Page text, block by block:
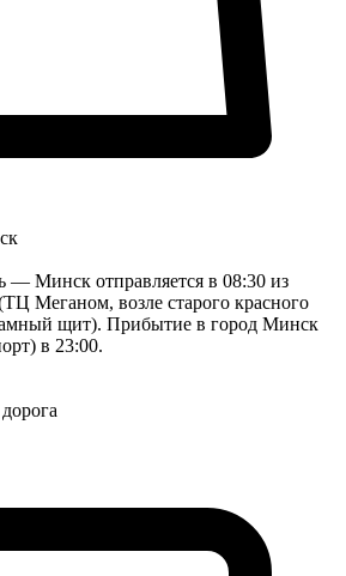
— Минск отправляется в 08:30 из
Меганом, возле старого красного
щит). Прибытие в город Минск
в 23:00.